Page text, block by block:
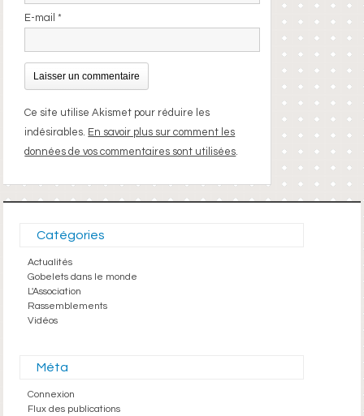
E-mail*
Ce site utilise Akismet pour réduire les
indésirables. En savoir plus sur comment les
données de vos commentaires sont utilisées.
Catégories
Actualités
Gobelets dans le monde
L'Association
Rassemblements
Vidéos
Méta
Connexion
Flux des publications